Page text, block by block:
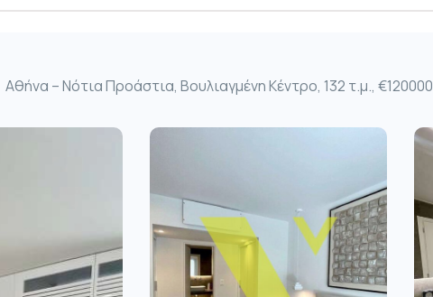
Αθήνα – Νότια Προάστια, Βουλιαγμένη Κέντρο, 132 τ.μ.,